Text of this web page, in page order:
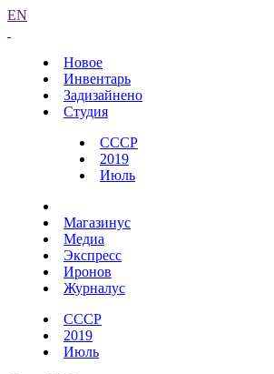
EN
Новое
Инвентарь
Задизайнено
Студия
СССР
2019
Июль
Магазинус
Медиа
Экспресс
Иронов
Журналус
СССР
2019
Июль